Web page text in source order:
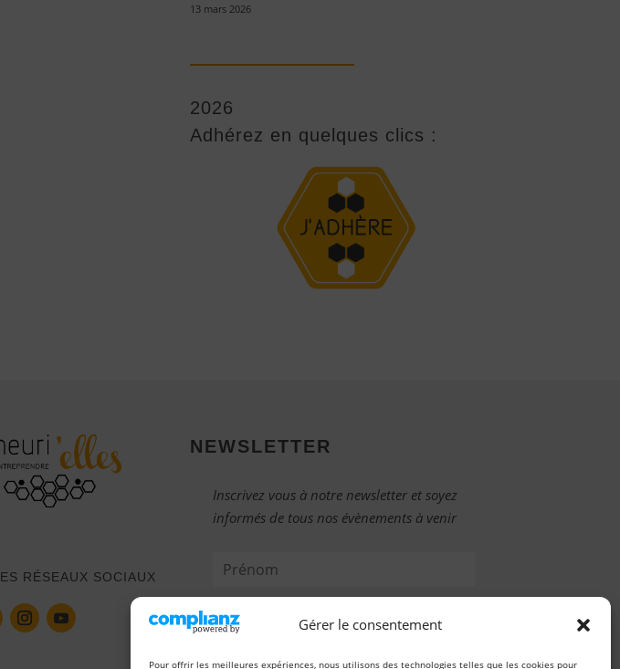
Gérer le consentement
Pour offrir les meilleures expériences, nous utilisons des technologies telles que les cookies pour
13 mars 2026
2026
Adhérez en quelques clics :
RÉSEAUX SOCIAUX
NEWSLETTER
Inscrivez vous à notre newsletter et soyez
informés de tous nos évènements à venir